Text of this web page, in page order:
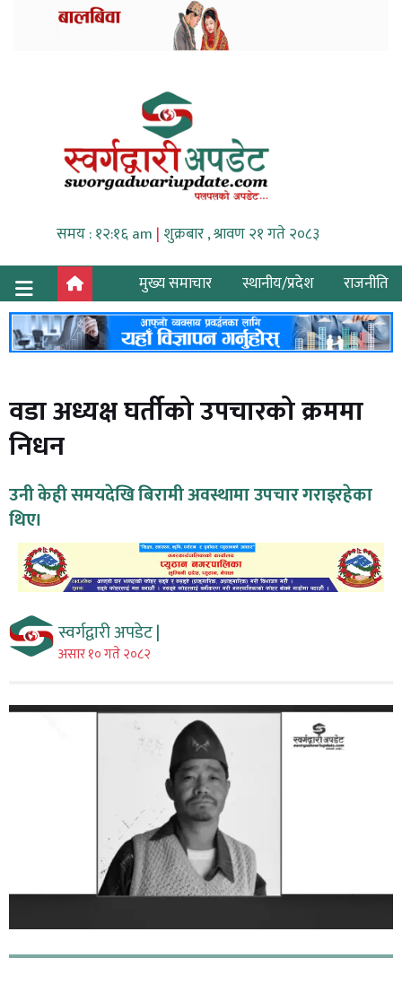
समय : १२:१६ am | शुक्रबार , श्रावण २१ गते २०८३
मुख्य समाचार
स्थानीय/प्रदेश राजनीति
वडा अध्यक्ष घर्तीको उपचारको क्रममा
निधन
उनी केही समयदेखि बिरामी अवस्थामा उपचार गराइरहेका
थिए।
स्वर्गद्वारी अपडेट |
असार १० गते २०८२